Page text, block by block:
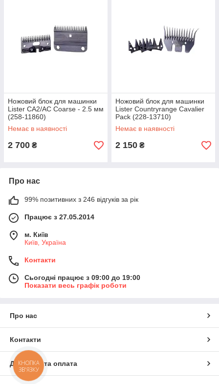
Ножовий блок для машинки
Lister CA2/AC Coarse - 2.5 мм
(258-11860)
Немає в наявності
2 700 ₴
Ножовий блок для машинки
Lister Countryrange Cavalier
Pack (228-13710)
Немає в наявності
2 150 ₴
Про нас
99% позитивних з 246 відгуків за рік
Працює з 27.05.2014
м. Київ
Київ, Україна
Контакти
Сьогодні працює з 09:00 до 19:00
Показати весь графік роботи
Про нас
Контакти
Доставка та оплата
КНОПКА
ЗВ'ЯЗКУ